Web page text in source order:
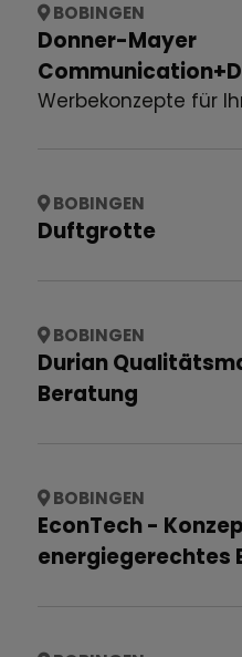
BOBINGEN
Donner-Mayer
Werbekonzepte für
BOBINGEN
Duftgrotte
BOBINGEN
Durian
Beratung
BOBINGEN
EconTech -
energiegerechtes